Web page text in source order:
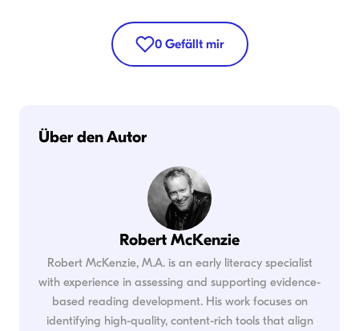
0 Gefällt mir
Über den Autor
Robert McKenzie
Robert McKenzie, M.A. is an early literacy specialist
with experience in assessing and supporting evidence-
based reading development. His work focuses on
identifying high-quality, content-rich tools that align